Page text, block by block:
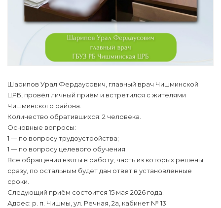
Шарипов Урал Фердаусович, главный врач Чишминской
ЦРБ, провёл личный приём и встретился с жителями
Чишминского района.
Количество обратившихся: 2 человека.
Основные вопросы:
1 — по вопросу трудоустройства;
1 — по вопросу целевого обучения.
Все обращения взяты в работу, часть из которых решены
сразу, по остальным будет дан ответ в установленные
сроки.
Следующий приём состоится 15 мая 2026 года.
Адрес: р. п. Чишмы, ул. Речная, 2а, кабинет № 13.